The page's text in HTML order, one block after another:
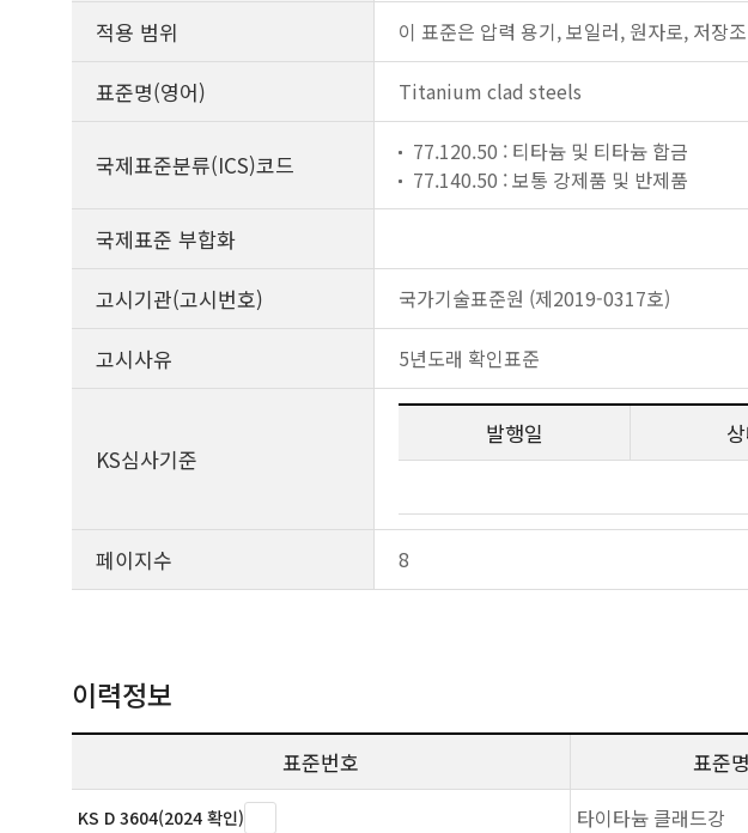
적용 범위 이 표준은 압력 용기, 보일러, 원자로, 저장
표준명(영어) Titanium clad steels
국제표준분류(ICS)코드
77.120.50 : 티타늄 및 티타늄 합금
77.140.50 : 보통 강제품 및 반제품
국제표준 부합화
고시기관(고시번호)
국가기술표준원 (제2019-0317호)
고시사유 5년도래 확인표준
KS심사기준
발행일
페이지수 8
이력정보
표준번호 표준명
KS D 3604(2024 확인) 타이타늄 클래드강